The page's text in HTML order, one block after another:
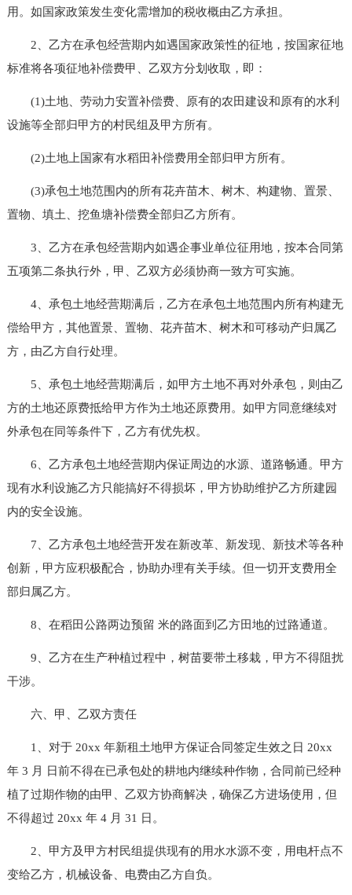
用。如国家政策发生变化需增加的税收概由乙方承担。
2、乙方在承包经营期内如遇国家政策性的征地，按国家征地
标准将各项征地补偿费甲、乙双方分划收取，即：
(1)土地、劳动力安置补偿费、原有的农田建设和原有的水利
设施等全部归甲方的村民组及甲方所有。
(2)土地上国家有水稻田补偿费用全部归甲方所有。
(3)承包土地范围内的所有花卉苗木、树木、构建物、置景、
置物、填土、挖鱼塘补偿费全部归乙方所有。
3、乙方在承包经营期内如遇企事业单位征用地，按本合同第
五项第二条执行外，甲、乙双方必须协商一致方可实施。
4、承包土地经营期满后，乙方在承包土地范围内所有构建无
偿给甲方，其他置景、置物、花卉苗木、树木和可移动产归属乙
方，由乙方自行处理。
5、承包土地经营期满后，如甲方土地不再对外承包，则由乙
方的土地还原费抵给甲方作为土地还原费用。如甲方同意继续对
外承包在同等条件下，乙方有优先权。
6、乙方承包土地经营期内保证周边的水源、道路畅通。甲方
现有水利设施乙方只能搞好不得损坏，甲方协助维护乙方所建园
内的安全设施。
7、乙方承包土地经营开发在新改革、新发现、新技术等各种
创新，甲方应积极配合，协助办理有关手续。但一切开支费用全
部归属乙方。
8、在稻田公路两边预留 米的路面到乙方田地的过路通道。
9、乙方在生产种植过程中，树苗要带土移栽，甲方不得阻扰
干涉。
六、甲、乙双方责任
1、对于 20xx 年新租土地甲方保证合同签定生效之日 20xx
年 3 月 日前不得在已承包处的耕地内继续种作物，合同前已经种
植了过期作物的由甲、乙双方协商解决，确保乙方进场使用，但
不得超过 20xx 年 4 月 31 日。
2、甲方及甲方村民组提供现有的用水水源不变，用电杆点不
变给乙方，机械设备、电费由乙方自负。